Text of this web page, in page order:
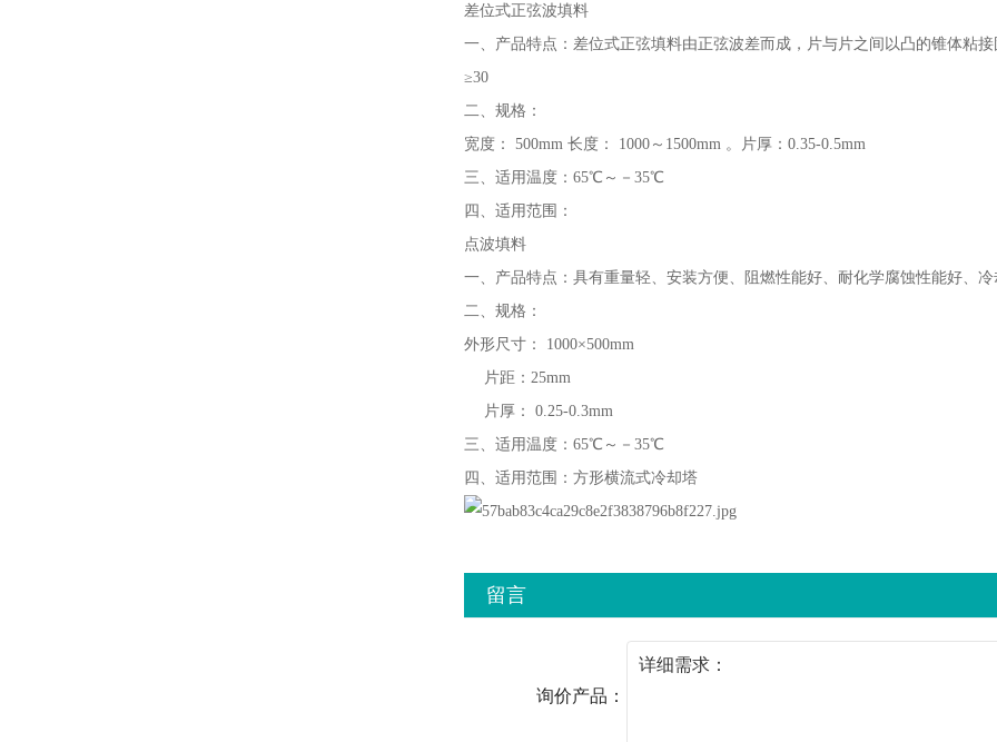
差位式正弦波填料
一、产品特点：差位式正弦填料由正弦波差而成，片与片之间以凸的锥体粘
≥30
二、规格：
宽度： 500mm 长度： 1000～1500mm 。片厚：0.35-0.5mm
三、适用温度：65℃～－35℃
四、适用范围：
点波填料
一、产品特点：具有重量轻、安装方便、阻燃性能好、耐化学腐蚀性能好、
二、规格：
外形尺寸： 1000×500mm
片距：25mm
片厚： 0.25-0.3mm
三、适用温度：65℃～－35℃
四、适用范围：方形横流式冷却塔
留言
询价产品：